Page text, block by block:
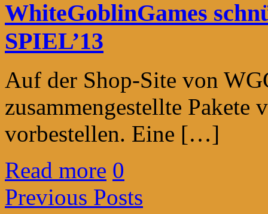
WhiteGoblinGames
SPIEL’13
Auf der Shop-Site von
zusammengestellte Pakete
vorbestellen. Eine […]
Read more 0
Previous Posts